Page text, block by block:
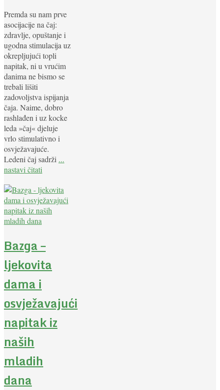
Premda su nam prve
asocijacije na čaj:
zdravlje, opuštanje i
ugodna stimulacija uz
okrepljujući topli
napitak, ni u vrućim
danima ne bismo se
trebali lišiti
zadovoljstva ispijanja
čaja. Naime, dobro
rashlađen i uz kocke
leda »čaj« djeluje
vrlo stimulativno i
osvježavajuće.
Ledeni čaj sadrži ...
nastavi čitati
Bazga –
ljekovita
dama i
osvježavajući
napitak iz
naših
mladih
dana